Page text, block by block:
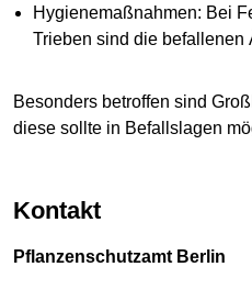
Hygienemaßnahmen: Bei
Trieben sind die befallenen
Besonders betroffen sind
diese sollte in Befallslagen
Kontakt
Pflanzenschutzamt Berlin